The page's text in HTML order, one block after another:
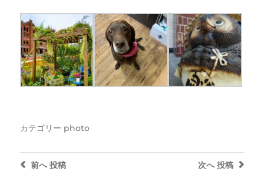
カテゴリー photo
次へ 投稿
前へ投稿